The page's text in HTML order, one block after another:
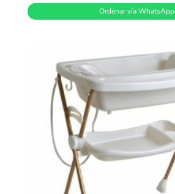
Ordenar vía WhatsApp